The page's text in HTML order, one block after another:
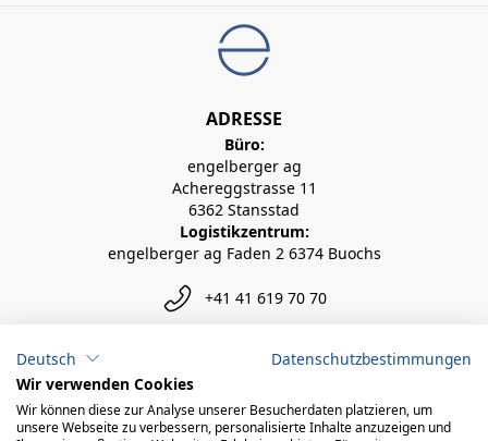
ADRESSE
Büro:
engelberger ag
Achereggstrasse 11
6362 Stansstad
Logistikzentrum:
engelberger ag Faden 2 6374 Buochs
+41 41 619 70 70
info@engelberger.ch
Deutsch
Datenschutzbestimmungen
Wir verwenden Cookies
Wir können diese zur Analyse unserer Besucherdaten platzieren, um
unsere Webseite zu verbessern, personalisierte Inhalte anzuzeigen und